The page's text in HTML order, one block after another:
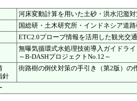
河床変動計算を用いた土砂・洪水氾濫
国総研・土木研究所・インドネシア道
ETC2.0プローブ情報を活用した観光交
無曝気循環式水処理技術導入ガイドラ
～B-DASHプロジェクトNo.12～
針
街路樹の倒伏対策の手引き（第2版）の